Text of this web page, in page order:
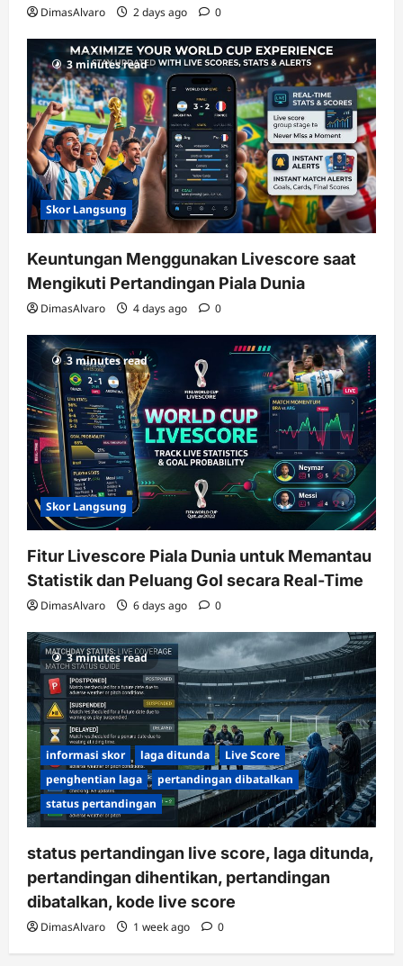
DimasAlvaro 2 days ago 0
3 minutes read
Skor Langsung
Keuntungan Menggunakan Livescore saat
Mengikuti Pertandingan Piala Dunia
DimasAlvaro 4 days ago 0
3 minutes read
Skor Langsung
Fitur Livescore Piala Dunia untuk Memantau
Statistik dan Peluang Gol secara Real-Time
DimasAlvaro 6 days ago 0
3 minutes read
informasi skor laga ditunda
Live Score
penghentian laga
pertandingan dibatalkan
status pertandingan
status pertandingan live score, laga ditunda,
pertandingan dihentikan, pertandingan
dibatalkan, kode live score
DimasAlvaro 1 week ago 0